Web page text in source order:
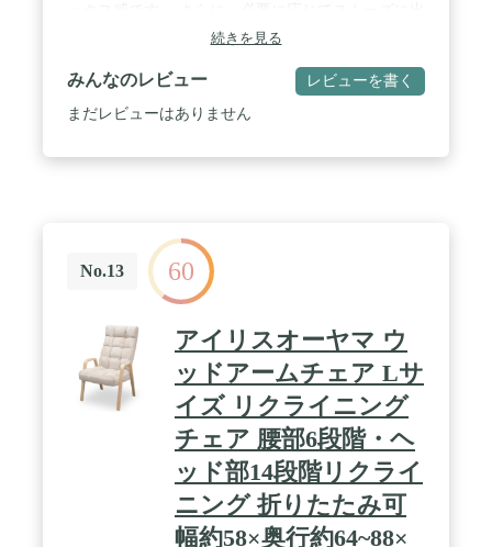
し入れできるオットマン付きで、足を伸ばしてリラ
ックスする事が出来ます。 / 肘掛けがリクライニン
グと連動するので、無理のない自然な姿勢を保つ事
が出来ます。 / 張地は通気性の良い布張り仕様で
す。背もたれ部と座面はクッション性も高く、安定
体をあずけるもの。確かな安全性の商品をお選びく
ださい。 / 【仕様】■商品カラー：グレー ■張地：
布張り ■クッション材：ウレタンフォーム ■出荷
形態：ノックダウン組立式（お客様組立）■保証期
間：ご購入日より6ヶ月
続きを見る
みんなのレビュー レビューを書く
まだレビューはありません
No.13 60
アイリスオーヤマ ウ
ッドアームチェア Lサ
イズ リクライニング
チェア 腰部6段階・ヘ
ッド部14段階リクライ
ニング 折りたたみ可
幅約58×奥行約64~88×